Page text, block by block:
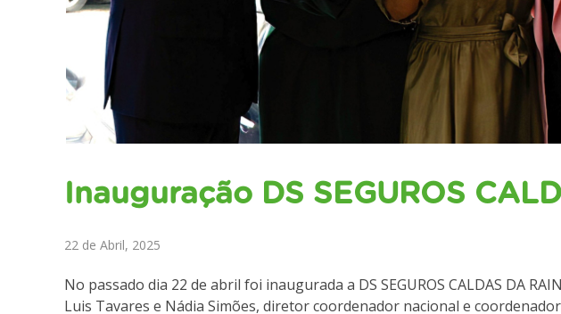
Inauguração DS SEGUROS
22 de Abril, 2025
No passado dia 22 de abril foi inaugurada a DS SEGUROS CALDAS DA
Luis Tavares e Nádia Simões, diretor coordenador nacional e